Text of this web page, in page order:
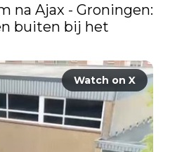
na Ajax - Groningen:
buiten bij het
Watch on X